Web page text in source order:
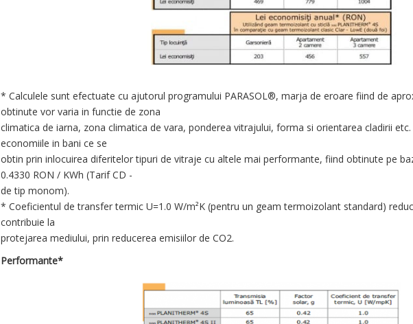
* Calculele sunt efectuate cu ajutorul programului PARASOL®, marja de eroare fiind de
obtinute vor varia in functie de zona
climatica de iarna, zona climatica de vara, ponderea vitrajului, forma si orientarea cladirii
economiile in bani ce se
obtin prin inlocuirea diferitelor tipuri de vitraje cu altele mai performante, fiind obtinute pe
0.4330 RON / KWh (Tarif CD -
de tip monom).
* Coeficientul de transfer termic U=1.0 W/m²K (pentru un geam termoizolant standard)
contribuie la
protejarea mediului, prin reducerea emisiilor de CO2.
Performante*